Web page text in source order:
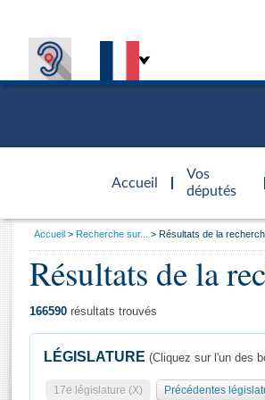
Accueil
d'accueil
Vos
députés
Général
Vous
Accueil Recherche sur... Résultats de la
Résultats de la
166590 résultats trouvés
LÉGISLATURE (Cliquez sur l'un des
17e législature (X) Précédentes